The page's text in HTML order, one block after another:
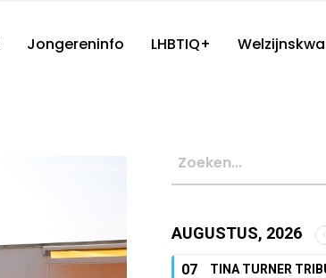
Jongereninfo LHBTIQ+
AUGUSTUS, 2026
07
TINA TURNER